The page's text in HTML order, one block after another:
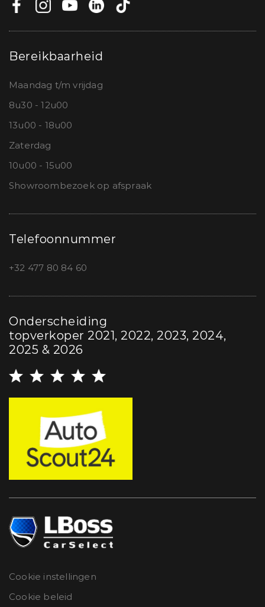
Bereikbaarheid
Maandag t/m vrijdag
8u30 - 12u00
13u00 - 18u00
Zaterdag
10u00 - 15u00
Showroombezoek op afspraak
Telefoonnummer
+32 477 80 84 60
Onderscheiding
topverkoper 2021, 2022, 2023, 2024,
2025 & 2026
Cookie instellingen
Cookie beleid